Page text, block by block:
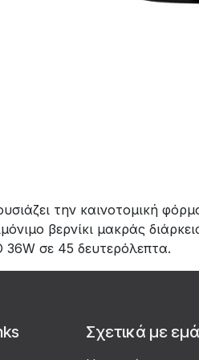
την καινοτομική
βερνίκι μακράς
36W σε 45 δευτερόλεπτα.
Σχετικά με